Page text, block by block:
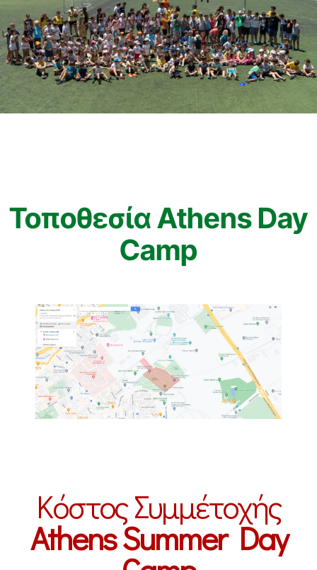
Τοποθεσία Athens Day
Camp
Κόστος Συμμέτοχής
Athens Summer Day